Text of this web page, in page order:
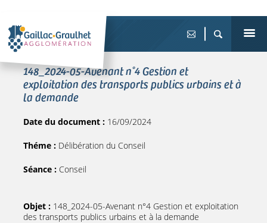
148_2024-05-Avenant n°4 Gestion et
exploitation des transports publics urbains et à
la demande
Date du document : 16/09/2024
Théme : Délibération du Conseil
Séance : Conseil
Objet : 148_2024-05-Avenant n°4 Gestion et exploitation
des transports publics urbains et à la demande